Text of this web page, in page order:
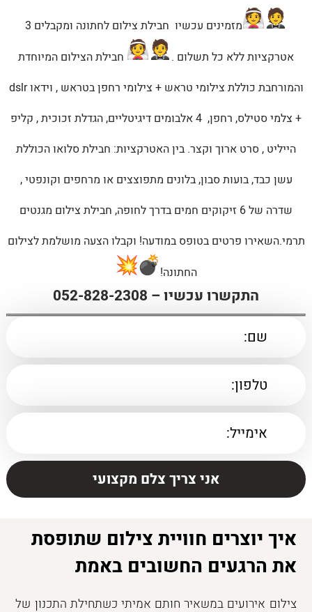
מזמינים עכשיו חבילת צילום לחתונה ומקבלים 3
אטרקציות ללא כל תשלום .
חבילת הצילום המיוחדת
והמורחבת כוללת צילומי טראש + צילומי רחפן בטראש , וידאו dslr
+ צלמי סטילס, רחפן, 4 אלבומים דיגיטליים, הגדלת זכוכית , קליפ
הייליט , סרט ארוך וקצר. בין האטרקציות: חבילת סלואו הכוללת
עשן כבד, בועות סבון, בלונים מתפוצצים או מרחפים וקונפטי ,
שדרה של 6 זיקוקים חמים בדרך לחופה, חבילת צילום מגנטים
תרמי.השאירו פרטים בטופס במודעה! וקבלו הצעה מושלמת לצילום
החתונה!
התקשרו עכשיו – 052-828-2308
איך יוצרים חוויית צילום שתופסת
את הרגעים החשובים באמת
צילום אירועים במשאיר חותם אמיתי כשתחילת התכנון של